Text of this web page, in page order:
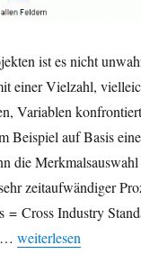
ist es nicht
einer Vielzahl,
Variablen
Beispiel auf Basis
die
zeitaufwändiger
= Cross Industry
…„SPSS Modeler:
weiterlesen